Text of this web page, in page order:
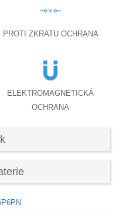
PROTI ZKRATU OCHRANA
ELEKTROMAGNETICKÁ
OCHRANA